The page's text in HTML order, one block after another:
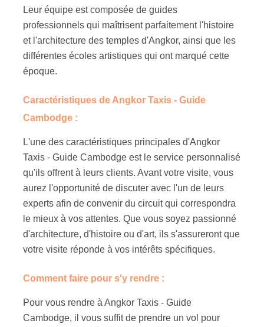
Leur équipe est composée de guides
professionnels qui maîtrisent parfaitement l'histoire
et l'architecture des temples d'Angkor, ainsi que les
différentes écoles artistiques qui ont marqué cette
époque.
Caractéristiques de Angkor Taxis - Guide
Cambodge :
L'une des caractéristiques principales d'Angkor
Taxis - Guide Cambodge est le service personnalisé
qu'ils offrent à leurs clients. Avant votre visite, vous
aurez l'opportunité de discuter avec l'un de leurs
experts afin de convenir du circuit qui correspondra
le mieux à vos attentes. Que vous soyez passionné
d'architecture, d'histoire ou d'art, ils s'assureront que
votre visite réponde à vos intérêts spécifiques.
Comment faire pour s'y rendre :
Pour vous rendre à Angkor Taxis - Guide
Cambodge, il vous suffit de prendre un vol pour